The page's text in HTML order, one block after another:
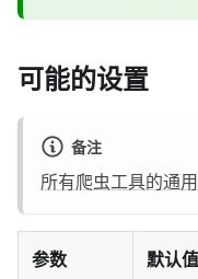
可能的设置
备注
所有爬虫工具的通
参数 默认值